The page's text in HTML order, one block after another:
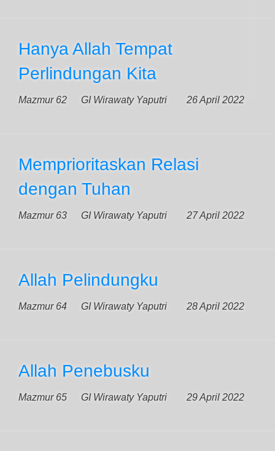
Hanya Allah Tempat
Perlindungan Kita
Mazmur 62 26 April 2022
GI Wirawaty Yaputri
Memprioritaskan Relasi
dengan Tuhan
Mazmur 63 27 April 2022
GI Wirawaty Yaputri
Allah Pelindungku
Mazmur 64 28 April 2022
GI Wirawaty Yaputri
Allah Penebusku
Mazmur 65 29 April 2022
GI Wirawaty Yaputri